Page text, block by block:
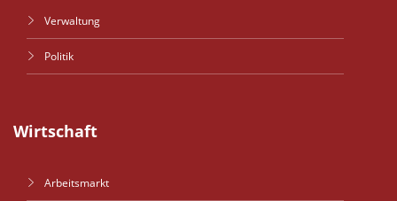
Verwaltung
Politik
Wirtschaft
Arbeitsmarkt